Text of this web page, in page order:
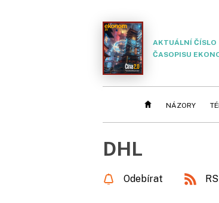
AKTUÁLNÍ ČÍSLO
ČASOPISU
NÁZORY
DHL
Odebírat